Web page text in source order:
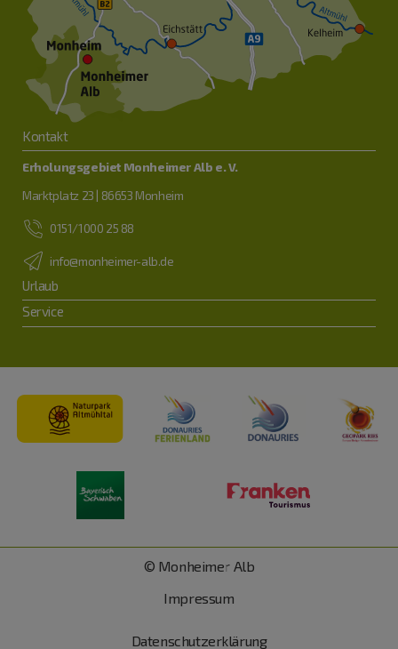
Kontakt
Erholungsgebiet Monheimer Alb e. V.
Marktplatz 23 | 86653 Monheim
0151/1000 25 88
info@monheimer-alb.de
Urlaub
Service
© Monheimer Alb
Impressum
Datenschutzerklärung